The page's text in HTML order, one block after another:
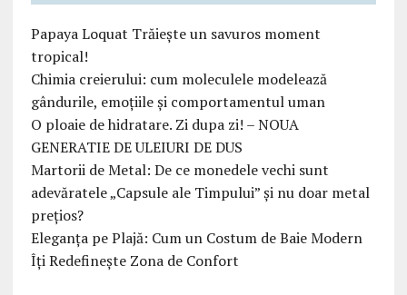
Papaya Loquat Trăiește un savuros moment
tropical!
Chimia creierului: cum moleculele modelează
gândurile, emoțiile și comportamentul uman
O ploaie de hidratare. Zi dupa zi! – NOUA
GENERATIE DE ULEIURI DE DUS
Martorii de Metal: De ce monedele vechi sunt
adevăratele „Capsule ale Timpului” și nu doar metal
prețios?
Eleganța pe Plajă: Cum un Costum de Baie Modern
Îți Redefinește Zona de Confort